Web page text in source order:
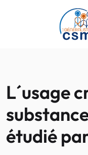
Passer au contenu
L´usage
étudié